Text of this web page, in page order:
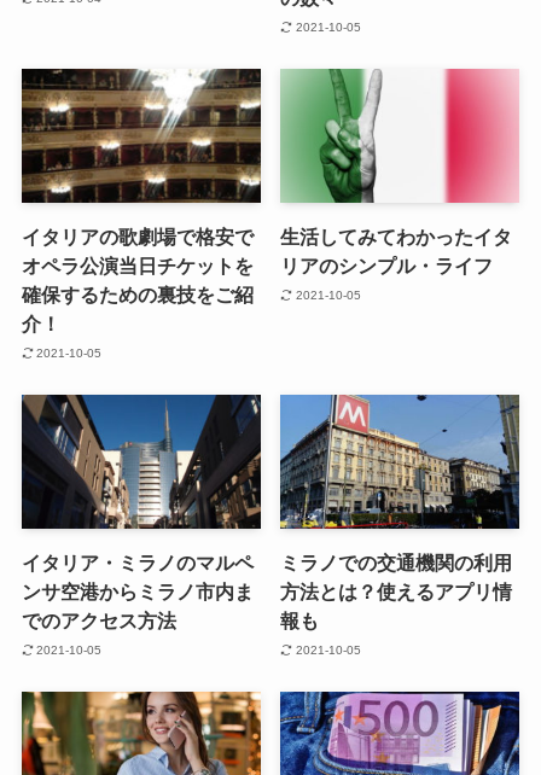
2021-10-05
イタリアの歌劇場で格安で
オペラ公演当日チケットを
確保するための裏技をご紹
介！
2021-10-05
生活してみてわかったイタ
リアのシンプル・ライフ
2021-10-05
イタリア・ミラノのマルペ
ンサ空港からミラノ市内ま
でのアクセス方法
2021-10-05
ミラノでの交通機関の利用
方法とは？使えるアプリ情
報も
2021-10-05